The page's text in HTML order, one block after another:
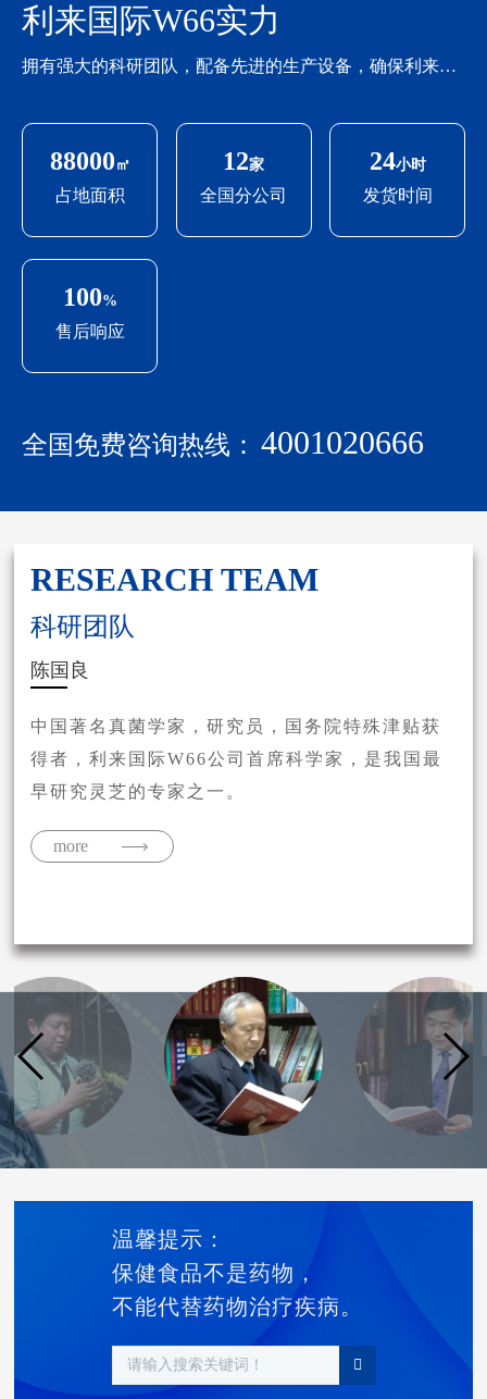
利来国际W66实力
拥有强大的科研团队，配备先进的生产设备，确保利来国际W66产品始终如一的高品质
88000 ㎡
占地面积
12家
全国分公司
24小时
发货时间
100%
售后响应
全国免费咨询热线： 4001020666
RESEARCH TEAM
科研团队
李玉
RESEARCH TEAM
科研团队
陈国良
中国著名真菌学家，研究员，国务院特殊津贴获
得者，利来国际W66公司首席科学家，是我国最
早研究灵芝的专家之一。
more
RESEARCH TEAM
科研团队
陈惠
RESEARCH TEAM
科研团队
卯晓岚
more
RESEARCH TEAM
科研团队
卜华祥
RESEARCH TEAM
科研团队
姚一建
RESEARCH TEAM
科研团队
车永胜
more
RESEARCH TEAM
科研团队
郁小兵
RESEARCH TEAM
科研团队
徐济良
RESEARCH TEAM
科研团队
王听申
more
RESEARCH TEAM
科研团队
吴伟杰
温馨提示：
保健食品不是药物，
不能代替药物治疗疾病。